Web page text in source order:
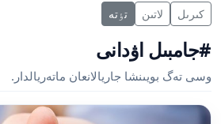
كىرىل لاتىن تٶتە
#جامبىل اۋدانى
وسى تەگ بويىنشا جاريالانعان ماتەريالدار.